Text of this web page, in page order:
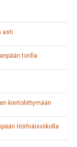
asti
torilla
kiertoliittymään
Hörhiäisviikolla